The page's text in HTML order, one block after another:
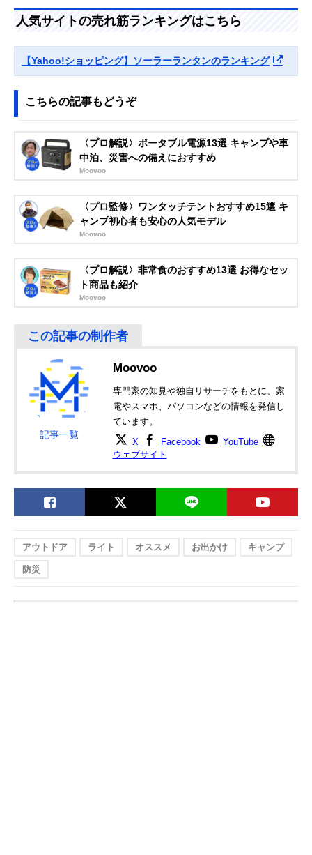
人気サイトの売れ筋ランキングはこちら
【Yahoo!ショッピング】ソーラーランタンのランキング
こちらの記事もどうぞ
〈プロ解説〉ポータブル電源13選 キャンプや車
中泊、災害への備えにおすすめ
Moovoo
〈プロ監修〉ワンタッチテントおすすめ15選 キ
ャンプ初心者も安心の人気モデル
Moovoo
〈プロ解説〉非常食のおすすめ13選 お得なセッ
ト商品も紹介
Moovoo
記事一覧
Moovoo
専門家の知見や独自リサーチをもとに、家
電やスマホ、パソコンなどの情報を発信し
ています。
X Facebook
YouTube
ウェブサイト
アウトドア ライト オススメ お出かけ キャンプ
防災